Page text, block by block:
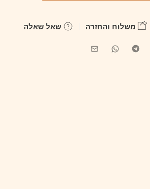
משלוח והחזרה שאל שאלה